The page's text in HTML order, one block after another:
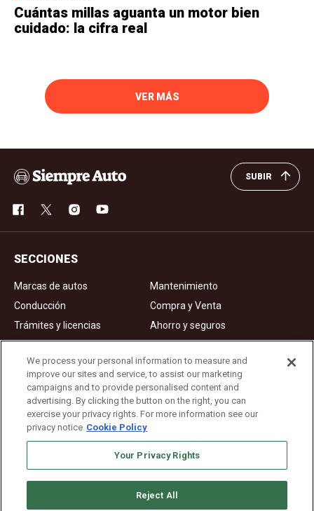
Cuántas millas aguanta un motor bien
cuidado: la cifra real
VER MÁS
SUBIR
SECCIONES
Marcas de autos
Mantenimiento
Conducción
Compra y Venta
Trámites y licencias
Ahorro y seguros
Noticias
Videos de autos
Ad Choices
About Us
Editorial Guidelines
We process your personal information to measure and
improve our sites and service, to assist our marketing
campaigns and to provide personalised content and
advertising. By clicking the button on the right, you can
exercise your privacy rights. For more information see our
privacy notice Cookie Policy
Your Privacy Rights
Reject All